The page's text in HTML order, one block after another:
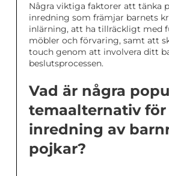
Några viktiga faktorer att tänka
inredning som främjar barnets
inlärning, att ha tillräckligt med
möbler och förvaring, samt att
touch genom att involvera ditt
beslutsprocessen.
Vad är några
temaalternativ för
inredning av
pojkar?